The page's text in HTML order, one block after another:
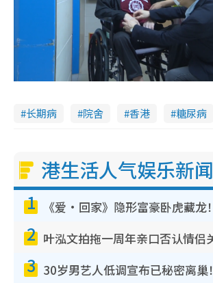
长期病 院舍 香港 糖尿病
港生活人气娱乐新闻
1
2
3